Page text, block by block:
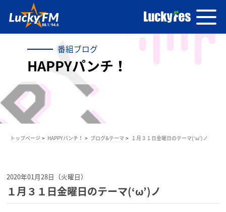
番組ブログ
HAPPYパンチ！
トップページ HAPPYパンチ！ ブログ&テーマ １月３１日金曜日のテーマ(‘ω’)ノ
2020年01月28日（火曜日）
１月３１日金曜日のテーマ(‘ω’)ノ